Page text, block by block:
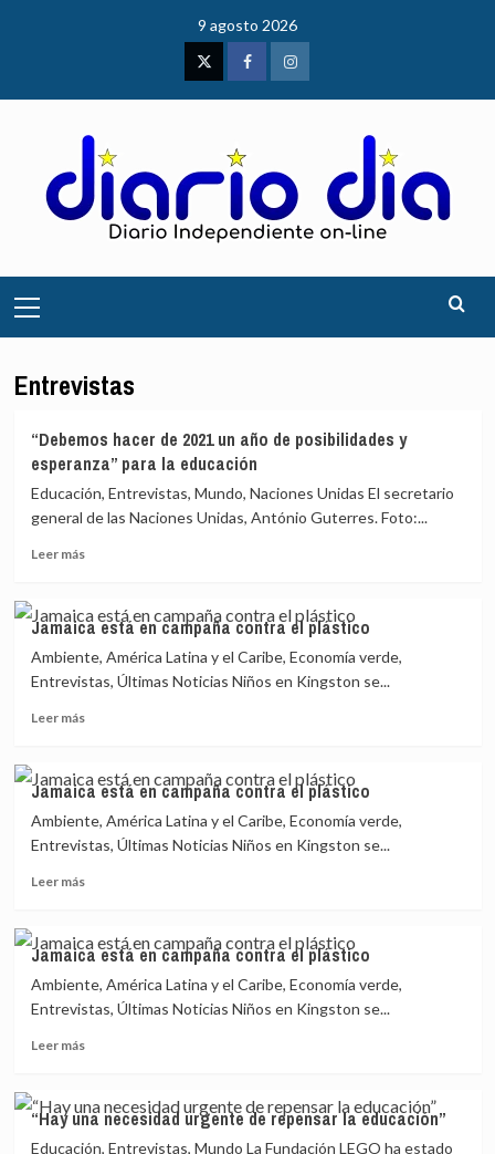
9 agosto 2026
TwitterFacebookInstagram
principal
Entrevistas
“Debemos hacer de 2021 un año de posibilidades y
esperanza” para la educación
Educación, Entrevistas, Mundo, Naciones Unidas El secretario
general de las Naciones Unidas, António Guterres. Foto:...
Leer másLeer
“Debemos
hacer
de
2021
año
y
esperanza”
para
la
Jamaica está en campaña contra el plástico
Ambiente, América Latina y el Caribe, Economía verde,
Entrevistas, Últimas Noticias Niños en Kingston se...
Leer másLeer
Jamaica
está
en
campaña
el
Jamaica está en campaña contra el plástico
Ambiente, América Latina y el Caribe, Economía verde,
Entrevistas, Últimas Noticias Niños en Kingston se...
Leer másLeer
Jamaica
está
en
campaña
el
Jamaica está en campaña contra el plástico
Ambiente, América Latina y el Caribe, Economía verde,
Entrevistas, Últimas Noticias Niños en Kingston se...
Leer másLeer
Jamaica
está
en
“Hay una necesidad urgente de repensar la educación”
Educación, Entrevistas, Mundo La Fundación LEGO ha estado